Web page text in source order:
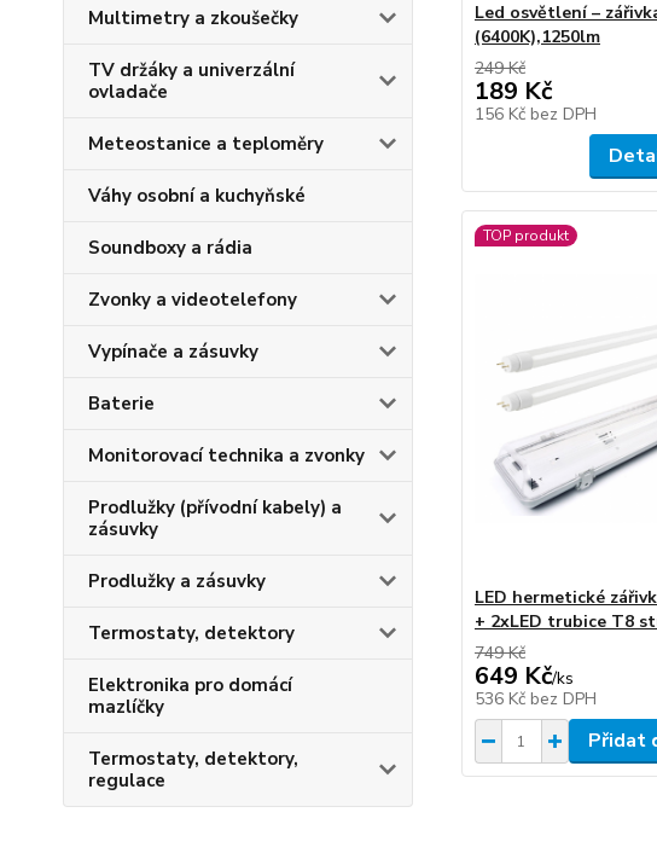
Multimetry a zkoušečky
TV držáky a univerzální
ovladače
Meteostanice a teploměry
Váhy osobní a kuchyňské
Soundboxy a rádia
Zvonky a videotelefony
Vypínače a zásuvky
Baterie
Monitorovací technika a zvonky
Prodlužky (přívodní kabely) a
zásuvky
Prodlužky a zásuvky
Termostaty, detektory
Elektronika pro domácí
mazlíčky
Termostaty, detektory,
regulace
Led osvětlení –
(6400K),1250lm
249 Kč
189 Kč
156 Kč bez DPH
TOP produkt
LED hermetické
+ 2xLED trubice T8
749 Kč
649 Kč/ks
536 Kč bez DPH
Přidat